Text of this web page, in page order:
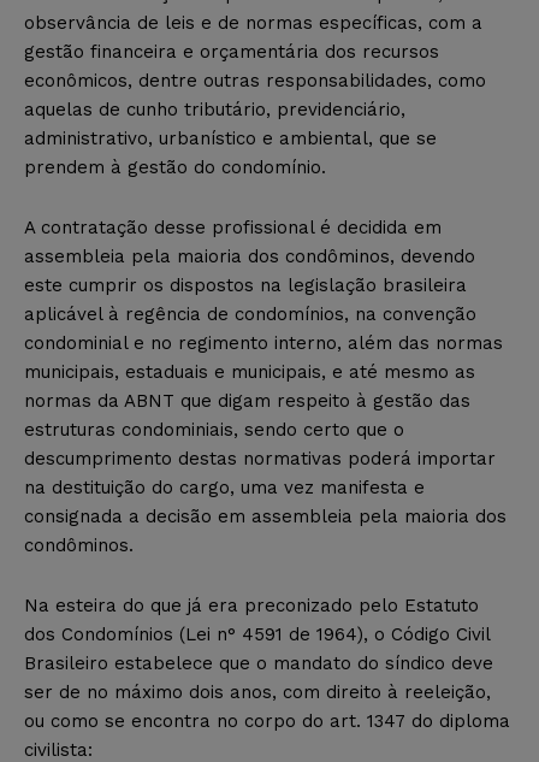
observância de leis e de normas específicas, com a
gestão financeira e orçamentária dos recursos
econômicos, dentre outras responsabilidades, como
aquelas de cunho tributário, previdenciário,
administrativo, urbanístico e ambiental, que se
prendem à gestão do condomínio.
A contratação desse profissional é decidida em
assembleia pela maioria dos condôminos, devendo
este cumprir os dispostos na legislação brasileira
aplicável à regência de condomínios, na convenção
condominial e no regimento interno, além das normas
municipais, estaduais e municipais, e até mesmo as
normas da ABNT que digam respeito à gestão das
estruturas condominiais, sendo certo que o
descumprimento destas normativas poderá importar
na destituição do cargo, uma vez manifesta e
consignada a decisão em assembleia pela maioria dos
condôminos.
Na esteira do que já era preconizado pelo Estatuto
dos Condomínios (Lei n° 4591 de 1964), o Código Civil
Brasileiro estabelece que o mandato do síndico deve
ser de no máximo dois anos, com direito à reeleição,
ou como se encontra no corpo do art. 1347 do diploma
civilista: